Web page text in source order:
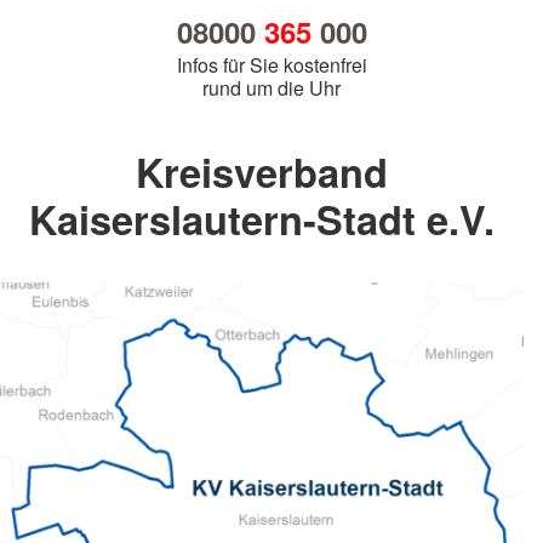
08000 365000
Infos für Sie kostenfrei
rund um die Uhr
Kreisverband
Kaiserslautern-Stadt e.V.